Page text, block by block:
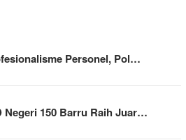
Personel, Pol…
Negeri 150 Barru Raih Juar…